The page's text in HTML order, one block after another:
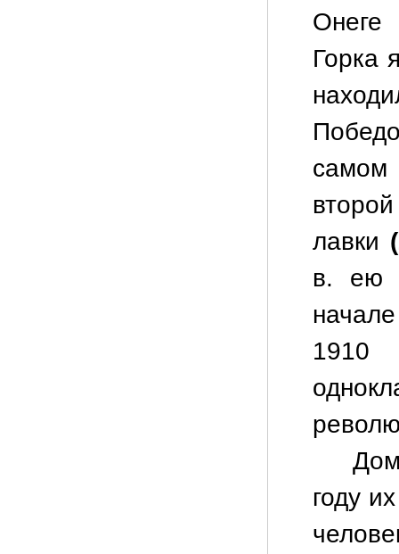
Онеге
Горка
самом
лавки
в. ею
1910
году